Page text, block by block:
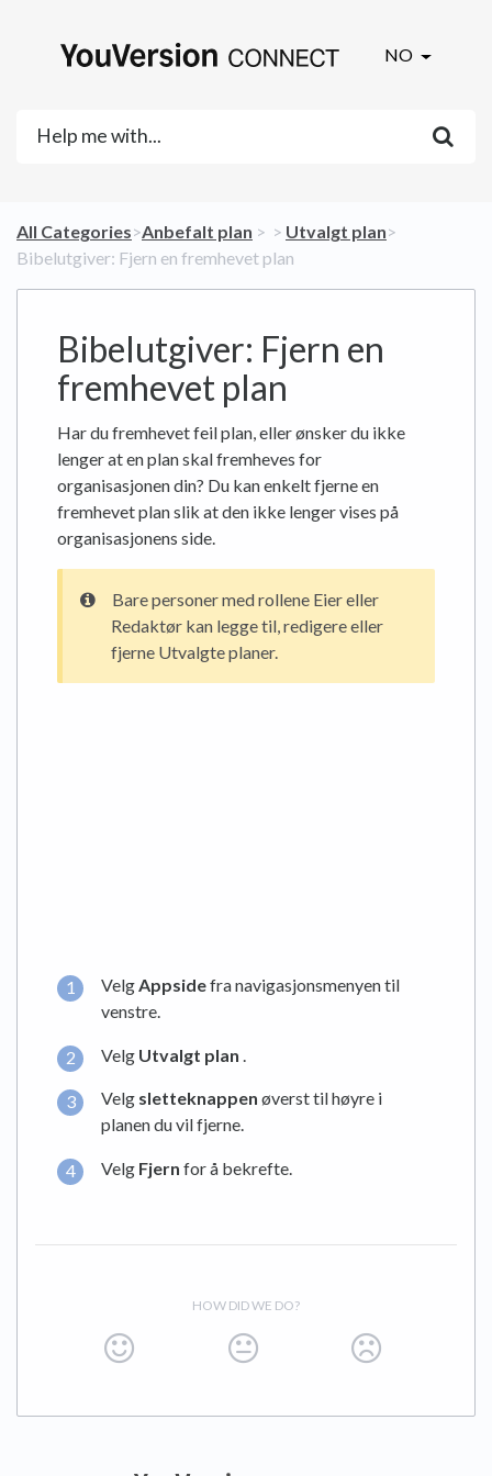
NO
All Categories​>​​Anbefalt plan ​ > ​ ​ > ​ ​Utvalgt plan​>​
Bibelutgiver: Fjern en fremhevet plan
Bibelutgiver: Fjern en
fremhevet plan
Har du fremhevet feil plan, eller ønsker du ikke
lenger at en plan skal fremheves for
organisasjonen din? Du kan enkelt fjerne en
fremhevet plan slik at den ikke lenger vises på
organisasjonens side.
Bare personer med rollene Eier eller
Redaktør kan legge til, redigere eller
fjerne Utvalgte planer.
VelgAppsidefra navigasjonsmenyen til
venstre.
Velg Utvalgt plan .
Velg sletteknappen øverst til høyre i
planen du vil fjerne.
Velg Fjern for å bekrefte.
HOW DID WE DO?